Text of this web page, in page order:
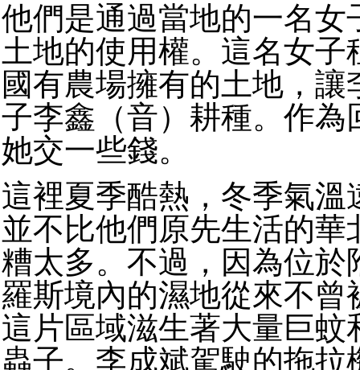
他們是通過當地的一名女
土地的使用權。這名女子
國有農場擁有的土地，讓
子李鑫（音）耕種。作為
她交一些錢。
這裡夏季酷熱，冬季氣溫
並不比他們原先生活的華
糟太多。不過，因為位於
羅斯境內的濕地從來不曾
這片區域滋生著大量巨蚊
蟲子。李成斌駕駛的拖拉